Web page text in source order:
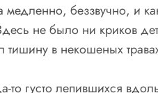
беззвучно, и
не было ни криков
тишину в некошеных
то густо лепившихся